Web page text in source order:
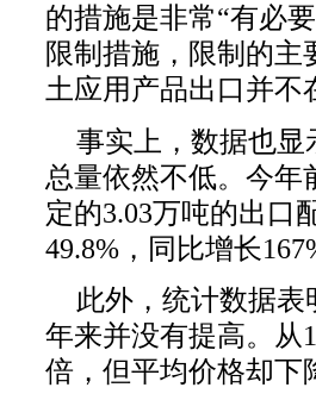
的措施是非常“有必
限制措施，限制的
土应用产品出口并不
事实上，数据也
总量依然不低。今年
定的3.03万吨的出口
49.8%，同比增长
此外，统计数据
年来并没有提高。从
倍，但平均价格却下